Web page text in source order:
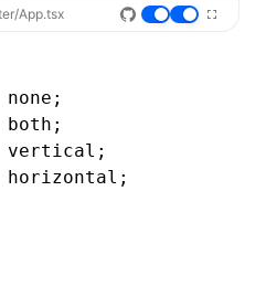
App.tsx
vertical;
horizontal;